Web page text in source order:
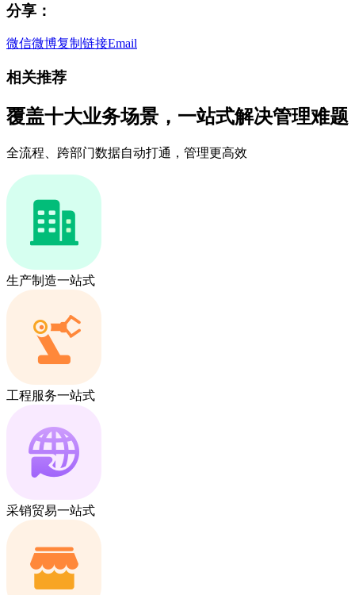
分享：
微信微博复制链接Email
相关推荐
覆盖十大业务场景，一站式解决管理难题
全流程、跨部门数据自动打通，管理更高效
生产制造一站式
工程服务一站式
采销贸易一站式